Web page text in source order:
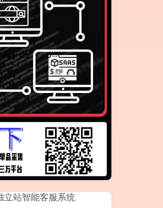
立站智能客服系统